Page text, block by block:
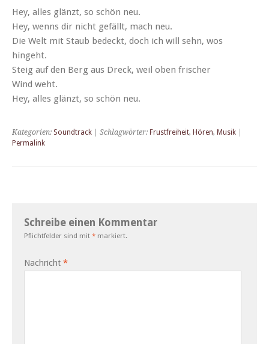
Hey, alles glänzt, so schön neu.
Hey, wenns dir nicht gefällt, mach neu.
Die Welt mit Staub bedeckt, doch ich will sehn, wos
hingeht.
Steig auf den Berg aus Dreck, weil oben frisch­er
Wind weht.
Hey, alles glänzt, so schön neu.
Kategorien: Soundtrack | Schlagwörter: Frustfreiheit, Hören, Musik
Permalink
Schreibe einen Kommentar
Pflichtfelder sind mit * markiert.
Nachricht *